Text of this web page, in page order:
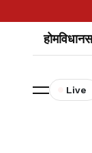
होम
Live